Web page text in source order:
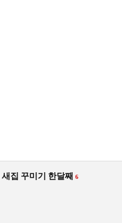
새집 꾸미기 한달째 6